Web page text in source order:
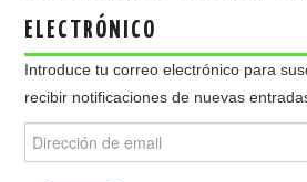
ELECTRÓNICO
Introduce tu correo electrónico para
recibir notificaciones de nuevas
de